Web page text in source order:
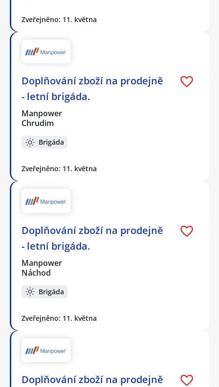
Zveřejněno: 11. května
Doplňování zboží na prodejně
- letní brigáda.
Manpower
Chrudim
Brigáda
Zveřejněno: 11. května
Doplňování zboží na prodejně
- letní brigáda.
Manpower
Náchod
Brigáda
Zveřejněno: 11. května
Doplňování zboží na prodejně